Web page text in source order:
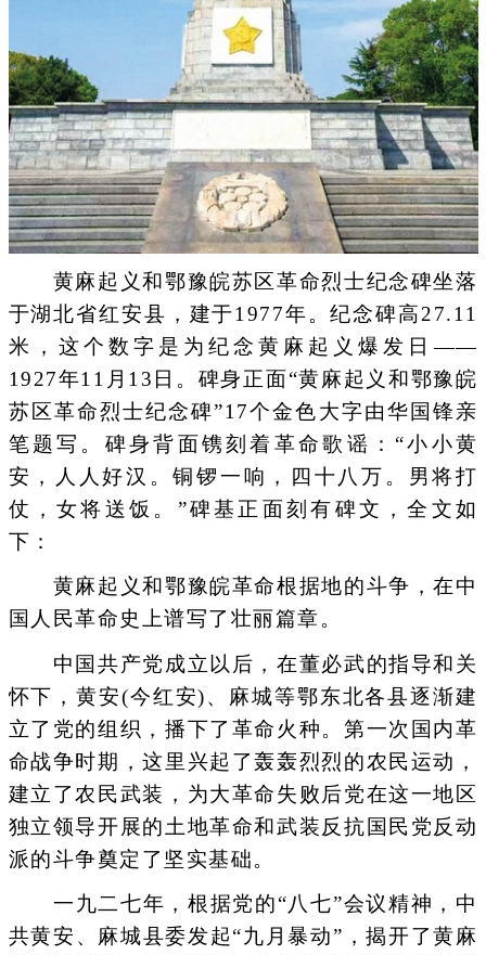
黄麻起义和鄂豫皖苏区革命烈士纪念碑坐落
于湖北省红安县，建于1977年。纪念碑高27.11
米，这个数字是为纪念黄麻起义爆发日——
1927年11月13日。碑身正面“黄麻起义和鄂豫皖
苏区革命烈士纪念碑”17个金色大字由华国锋亲
笔题写。碑身背面镌刻着革命歌谣：“小小黄
安，人人好汉。铜锣一响，四十八万。男将打
仗，女将送饭。”碑基正面刻有碑文，全文如
下：
黄麻起义和鄂豫皖革命根据地的斗争，在中
国人民革命史上谱写了壮丽篇章。
中国共产党成立以后，在董必武的指导和关
怀下，黄安(今红安)、麻城等鄂东北各县逐渐建
立了党的组织，播下了革命火种。第一次国内革
命战争时期，这里兴起了轰轰烈烈的农民运动，
建立了农民武装，为大革命失败后党在这一地区
独立领导开展的土地革命和武装反抗国民党反动
派的斗争奠定了坚实基础。
一九二七年，根据党的“八七”会议精神，中
共黄安、麻城县委发起“九月暴动”，揭开了黄麻